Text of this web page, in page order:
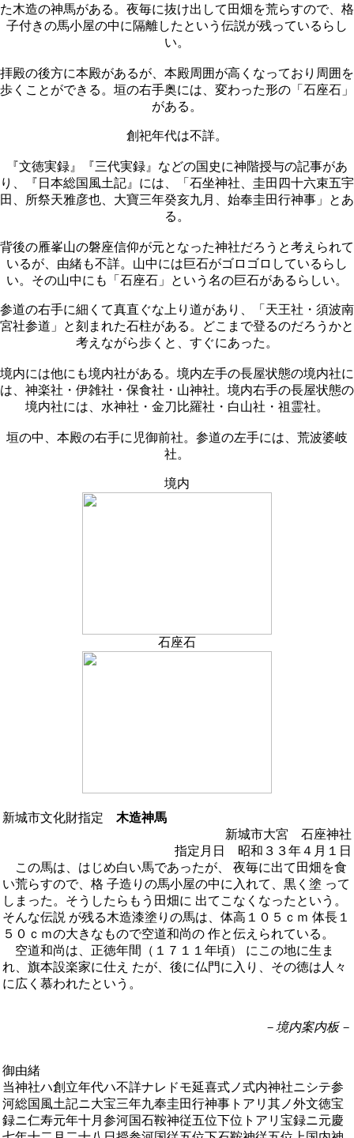
た木造の神馬がある。夜毎に抜け出して田畑を荒らすので、格
子付きの馬小屋の中に隔離したという伝説が残っているらし
い。
拝殿の後方に本殿があるが、本殿周囲が高くなっており周囲を
歩くことができる。垣の右手奥には、変わった形の「石座石」
がある。
創祀年代は不詳。
『文徳実録』『三代実録』などの国史に神階授与の記事があ
り、『日本総国風土記』には、「石坐神社、圭田四十六束五宇
田、所祭天雅彦也、大寶三年癸亥九月、始奉圭田行神事」とあ
る。
背後の雁峯山の磐座信仰が元となった神社だろうと考えられて
いるが、由緒も不詳。山中には巨石がゴロゴロしているらし
い。その山中にも「石座石」という名の巨石があるらしい。
参道の右手に細くて真直ぐな上り道があり、「天王社・須波南
宮社参道」と刻まれた石柱がある。どこまで登るのだろうかと
考えながら歩くと、すぐにあった。
境内には他にも境内社がある。境内左手の長屋状態の境内社に
は、神楽社・伊雑社・保食社・山神社。境内右手の長屋状態の
境内社には、水神社・金刀比羅社・白山社・祖霊社。
垣の中、本殿の右手に児御前社。参道の左手には、荒波婆岐
社。
境内
石座石
新城市文化財指定 木造神馬
新城市大宮 石座神社
指定月日 昭和３３年４月１日
この馬は、はじめ白い馬であったが、 夜毎に出て田畑を食
い荒らすので、格 子造りの馬小屋の中に入れて、黒く塗 って
しまった。そうしたらもう田畑に 出てこなくなったという。
そんな伝説 が残る木造漆塗りの馬は、体高１０５ｃｍ 体長１
５０ｃｍの大きなもので空道和尚の 作と伝えられている。
空道和尚は、正徳年間（１７１１年頃） にこの地に生ま
れ、旗本設楽家に仕え たが、後に仏門に入り、その徳は人々
に広く慕われたという。
－境内案内板－
御由緒
当神社ハ創立年代ハ不詳ナレドモ延喜式ノ式内神社ニシテ参
河総国風土記ニ大宝三年九奉圭田行神事トアリ其ノ外文徳宝
録ニ仁寿元年十月参河国石鞍神従五位下位トアリ宝録ニ元慶